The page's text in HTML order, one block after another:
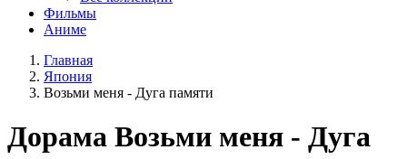
Фильмы
Аниме
Главная
Япония
Возьми меня - Дуга памяти
Дорама Возьми меня - Дуга